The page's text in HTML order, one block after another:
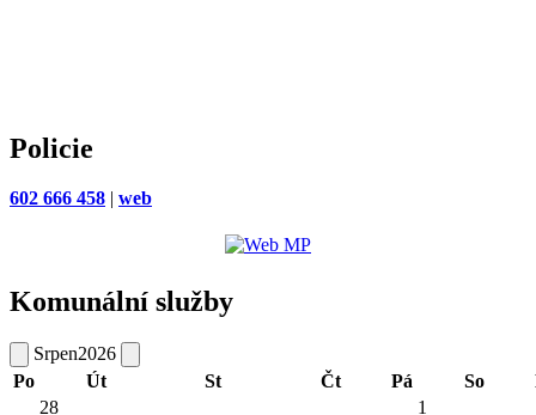
Policie
602 666 458 | web
Komunální služby
Srpen2026
Po
Út St Čt Pá So
28
1